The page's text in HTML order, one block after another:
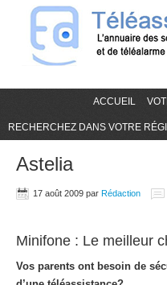
ACCUEIL
RECHERCHEZ DANS VOTRE
Astelia
17 août 2009 par Rédaction
Minifone : Le meilleur
Vos parents ont besoin de